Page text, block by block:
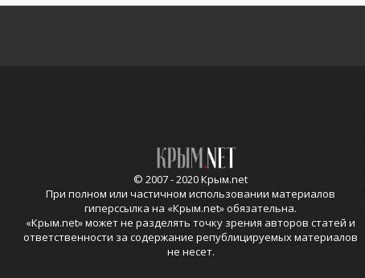
© 2007 - 2020 Крым.net
При полном или частичном использовании материалов
гиперссылка на «Крым.net» обязательна.
«Крым.net» может не разделять точку зрения авторов статей и
ответственности за содержание републицируемых материалов
не несет.